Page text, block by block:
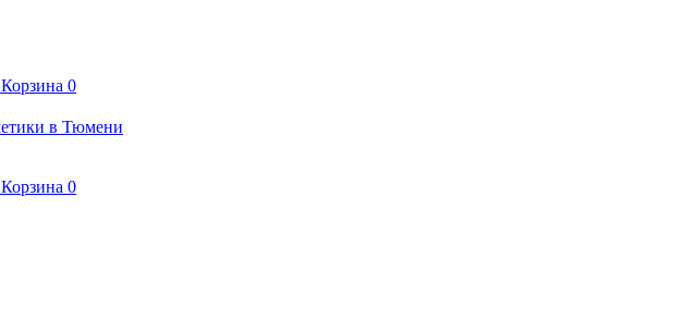
Корзина 0
Корзина 0